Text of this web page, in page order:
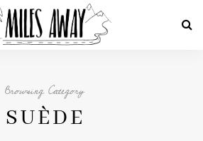
Browsing Category
SUÈDE